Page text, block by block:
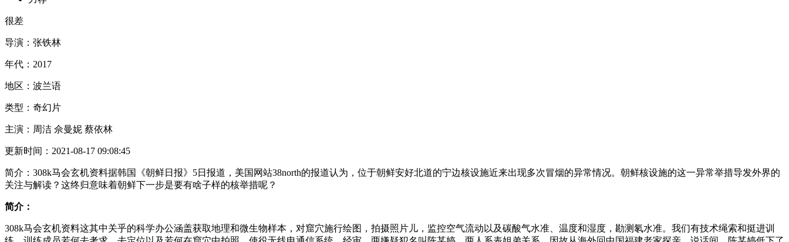
很差
导演： 张铁林
年代： 2017
地区： 波兰语
类型： 奇幻片
主演： 周洁 佘曼妮 蔡依林
更新时间： 2021-08-17 09:08:45
简介： 308k马会玄机资料据韩国《朝鲜日报》5日报道，美国网站38north的报道认为，位于朝鲜安好北道的宁边核设施近来出现多次冒烟的异常情况。朝鲜核设施的这一异常举措导发外界的
关注与解读？这终归意味着朝鲜下一步是要有啥子样的核举措呢？
简介：
308k马会玄机资料这其中关乎的科学办公涵盖获取地理和微生物样本，对窟穴施行绘图，拍摄照片儿，监控空气流动以及碳酸气水准、温度和湿度，勘测氡水准。我们有技术绳索和挺进训